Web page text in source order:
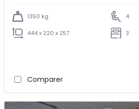
1350 kg 4
444 x 220 x 257 3
Comparer